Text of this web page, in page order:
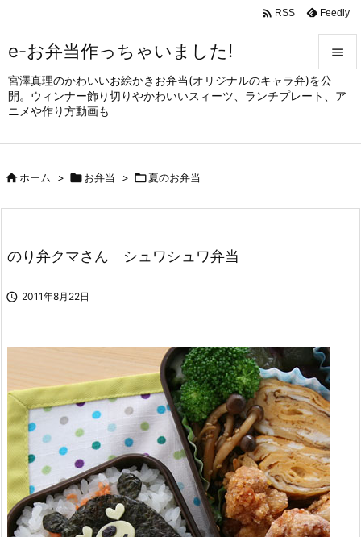
e-お弁当作っちゃいました!
宮澤真理のかわいいお絵かきお弁当(オリジナルのキャラ弁)を公
開。ウィンナー飾り切りやかわいいスィーツ、ランチプレート、ア
ニメや作り方動画も


メニュ
サイド

 RSS Feedly
ホーム > お弁当 > 夏のお弁当
のり弁クマさん シュワシュワ弁当
 2011年8月22日